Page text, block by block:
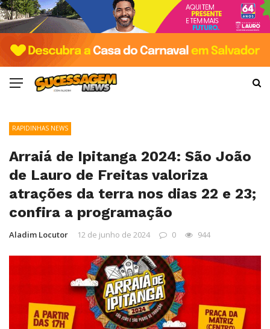
RAPIDINHAS NEWS
Arraiá de Ipitanga 2024: São João
de Lauro de Freitas valoriza
atrações da terra nos dias 22 e 23;
confira a programação
Aladim Locutor 12 de junho de 2024 0 944